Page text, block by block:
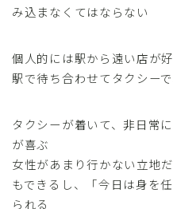
み込まなくてはならない
個人的には駅から遠い店が
駅で待ち合わせてタクシー
タクシーが着いて、非日常
が喜ぶ
女性があまり行かない立地
もできるし、「今日は身を
られる